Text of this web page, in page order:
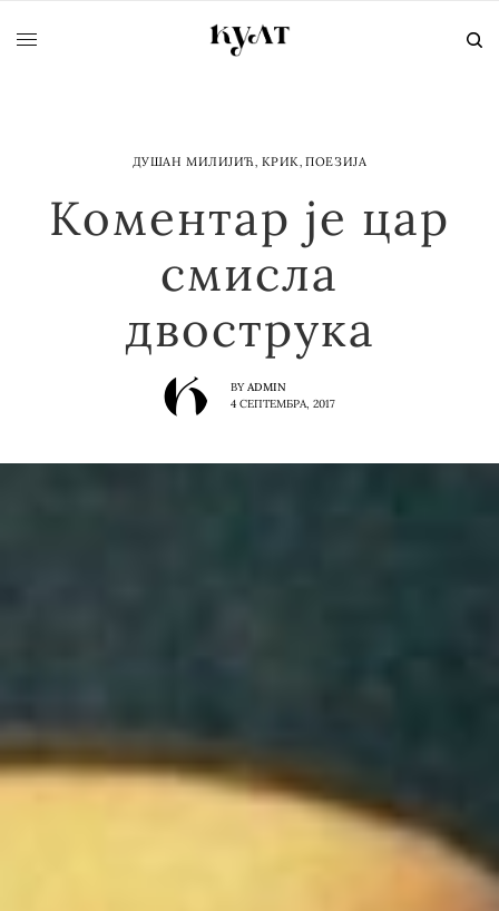
ДУШАН МИЛИЈИЋ, КРИК, ПОЕЗИЈА
Коментар је цар
смисла
двострука
BY ADMIN
4 СЕПТЕМБРА, 2017